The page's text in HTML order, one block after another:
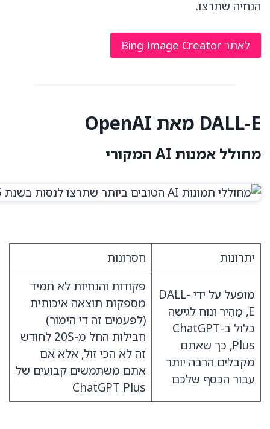
הנחיה שתרצו.
לאתר Bing Image Creator
DALL-E מאת OpenAI
מחולל אמנות AI המקורי
יתרונות חסרונות
מופעל על ידי DALL-
E, מָהִיר ונוח לגישה
כלול ב-ChatGPT
Plus, כך שאתם
מקבלים הרבה יותר
עבור הכסף שלכם
פקודות והנחיות לא תמיד
מספקות תוצאה איכותית
(לפעמים זה די הימור)
חבילות החל מ-20$ לחודש
זה לא הכי זול, אלא אם
אתם משתמשים קבועים של
ChatGPT Plus